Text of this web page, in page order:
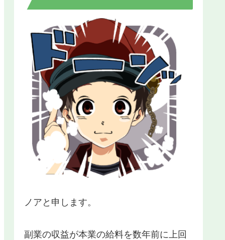
ノアと申します。
副業の収益が本業の給料を数年前に上回